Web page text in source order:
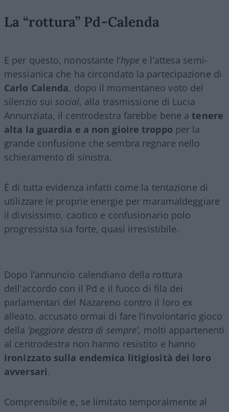
La “rottura” Pd-Calenda
E per questo, nonostante l’hype e l’attesa semi-
messianica che ha circondato la partecipazione di
Carlo Calenda, dopo il momentaneo voto del
silenzio suisocial, alla trasmissione di Lucia
Annunziata, il centrodestra farebbe bene atenere
alta la guardia e a non gioire troppo per la
grande confusione che sembra regnare nello
schieramento di sinistra.
È di tutta evidenza infatti come la tentazione di
utilizzare le proprie energie per maramaldeggiare
il divisissimo, caotico e confusionario polo
progressista sia forte, quasi irresistibile.
Dopo l’annuncio calendiano della rottura
dell’accordo con il Pd e il fuoco di fila dei
parlamentari del Nazareno contro il loro ex
alleato, accusato ormai di fare l’involontario gioco
della ‘peggiore destra di sempre’, molti appartenenti
al centrodestra non hanno resistito e hanno
ironizzato sulla endemica litigiosità dei loro
avversari.
Comprensibile e, se limitato temporalmente al